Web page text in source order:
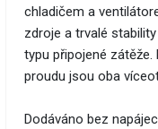
chladičem a
zdroje a trvalé
typu připojené
proudu jsou oba
Dodáváno bez